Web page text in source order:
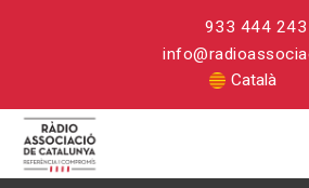
933 444 243
Català